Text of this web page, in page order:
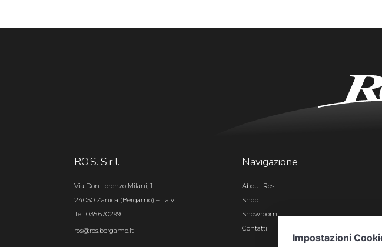
RO.S. S.r.l.
Via Don Lorenzo Milani, 1
24050 Zanica (Bergamo) – Italy
Tel. 035.670299
ros@ros.bergamo.it
Navigazione
About Ros
Shop
Showroom
Contatti